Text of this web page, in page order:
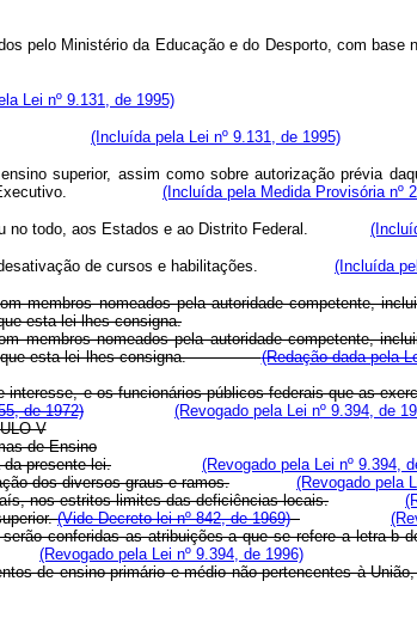
pelo Ministério da Educação e do Desporto, com base
Lei nº 9.131, de 1995)
(Incluída pela Lei nº 9.131, de 1995)
superior, assim como sobre autorização prévia
Poder Executivo. (Incluída pela Medida Provisória nº
ou no todo, aos Estados e ao Distrito Federal.
a desativação de cursos e habilitações. (Incluída
nomeados pela autoridade competente,
esta lei lhes consigna.
nomeados pela autoridade competente,
que esta lei lhes consigna.(Redação dada pela
e os funcionários públicos federais que as
de 1972)
(Revogado pela Lei nº 9.394, de
V
de Ensino
presente lei.
(Revogado pela Lei nº 9.394,
dos diversos graus e ramos.
(Revogado pela
nos estritos limites das deficiências locais.
(Vide Decreto-lei nº 842, de 1969)
conferidas as atribuições a que se refere a letra b
(Revogado pela Lei nº 9.394, de 1996)
de ensino primário e médio não pertencentes à